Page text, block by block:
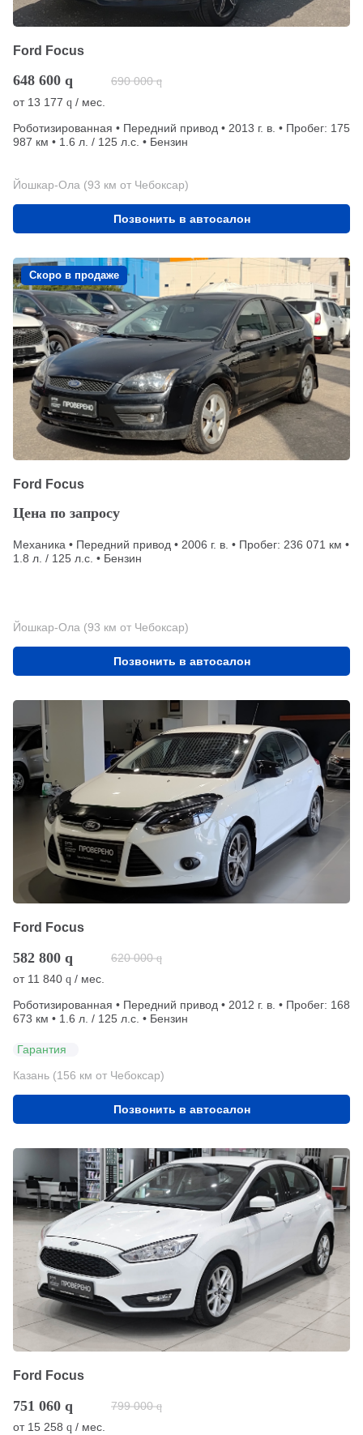
Ford Focus
648 600 q 690 000 q
от 13 177 q / мес.
Роботизированная • Передний привод • 2013 г. в. • Пробег: 175
987 км • 1.6 л. / 125 л.с. • Бензин
Йошкар-Ола (93 км от Чебоксар)
Позвонить в автосалон
Скоро в продаже
Ford Focus
Цена по запросу
Механика • Передний привод • 2006 г. в. • Пробег: 236 071 км •
1.8 л. / 125 л.с. • Бензин
Йошкар-Ола (93 км от Чебоксар)
Позвонить в автосалон
Ford Focus
582 800 q 620 000 q
от 11 840 q / мес.
Роботизированная • Передний привод • 2012 г. в. • Пробег: 168
673 км • 1.6 л. / 125 л.с. • Бензин
Гарантия
Казань (156 км от Чебоксар)
Позвонить в автосалон
Ford Focus
751 060 q 799 000 q
от 15 258 q / мес.